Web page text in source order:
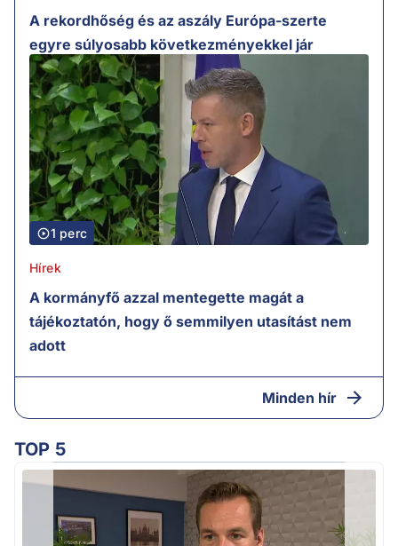
A rekordhőség és az aszály Európa-szerte
egyre súlyosabb következményekkel jár
1 perc
Hírek
A kormányfő azzal mentegette magát a
tájékoztatón, hogy ő semmilyen utasítást nem
adott
Minden hír
TOP 5